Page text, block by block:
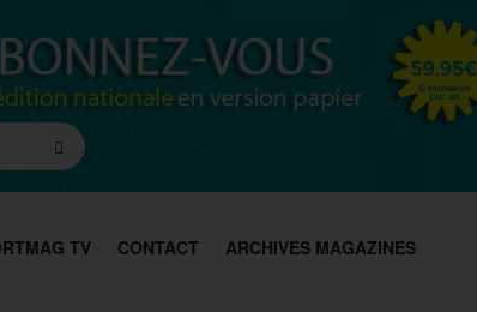
TV CONTACT ARCHIVES MAGAZINES